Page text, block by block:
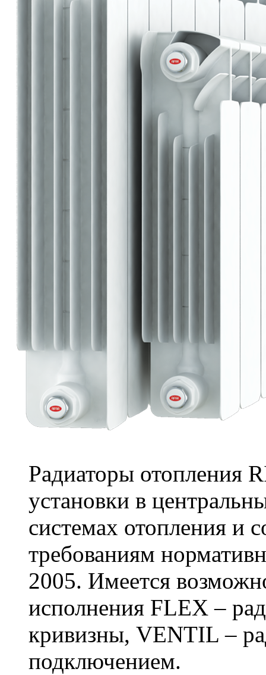
Радиаторы отопления
установки в
системах отопления и
требованиям
2005. Имеется
исполнения FLEX –
кривизны, VENTIL –
подключением.